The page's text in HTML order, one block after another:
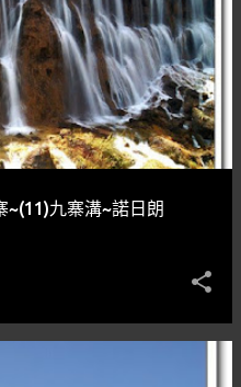
九寨溝~諾日朗